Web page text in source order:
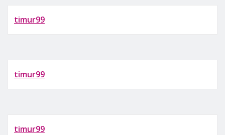
timur99
timur99
timur99